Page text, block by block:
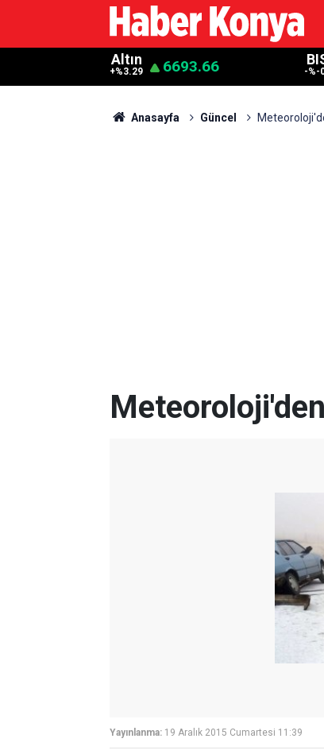
Altın
+%3.29 6693.66 -%-
Anasayfa Güncel
Yayınlanma: 19 Aralık 2015 Cumartesi 11:39